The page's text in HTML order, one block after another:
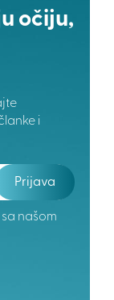
očiju,
i
Prijava
našom